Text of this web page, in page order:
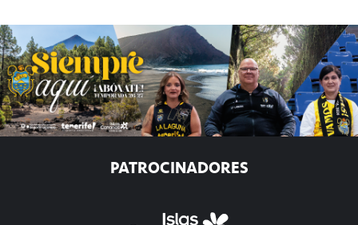
PATROCINADORES